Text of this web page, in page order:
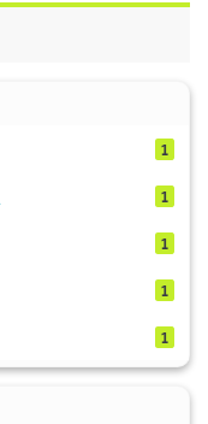
1
1
1
1
1